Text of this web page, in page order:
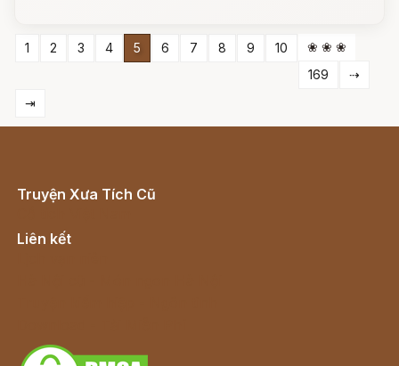
1 2 3 4 5 6 7 8 9 10
❀ ❀ ❀
169
⇢
⇥
Truyện Xưa Tích Cũ
Liên kết